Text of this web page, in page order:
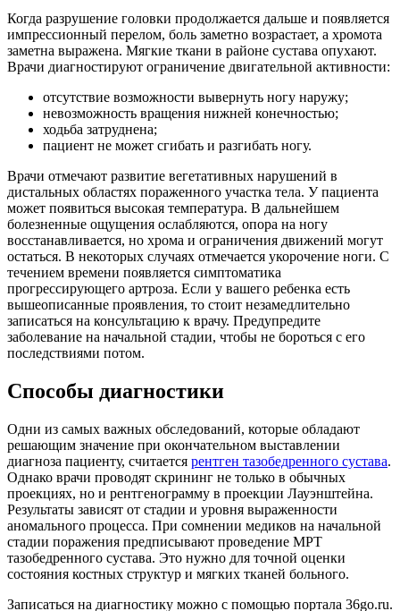
Когда разрушение головки продолжается дальше и появляется
импрессионный перелом, боль заметно возрастает, а хромота
заметна выражена. Мягкие ткани в районе сустава опухают.
Врачи диагностируют ограничение двигательной активности:
отсутствие возможности вывернуть ногу наружу;
невозможность вращения нижней конечностью;
ходьба затруднена;
пациент не может сгибать и разгибать ногу.
Врачи отмечают развитие вегетативных нарушений в
дистальных областях пораженного участка тела. У пациента
может появиться высокая температура. В дальнейшем
болезненные ощущения ослабляются, опора на ногу
восстанавливается, но хрома и ограничения движений могут
остаться. В некоторых случаях отмечается укорочение ноги. С
течением времени появляется симптоматика
прогрессирующего артроза. Если у вашего ребенка есть
вышеописанные проявления, то стоит незамедлительно
записаться на консультацию к врачу. Предупредите
заболевание на начальной стадии, чтобы не бороться с его
последствиями потом.
Способы диагностики
Одни из самых важных обследований, которые обладают
решающим значение при окончательном выставлении
диагноза пациенту, считается рентген тазобедренного сустава.
Однако врачи проводят скрининг не только в обычных
проекциях, но и рентгенограмму в проекции Лауэнштейна.
Результаты зависят от стадии и уровня выраженности
аномального процесса. При сомнении медиков на начальной
стадии поражения предписывают проведение МРТ
тазобедренного сустава. Это нужно для точной оценки
состояния костных структур и мягких тканей больного.
Записаться на диагностику можно с помощью портала 36go.ru.